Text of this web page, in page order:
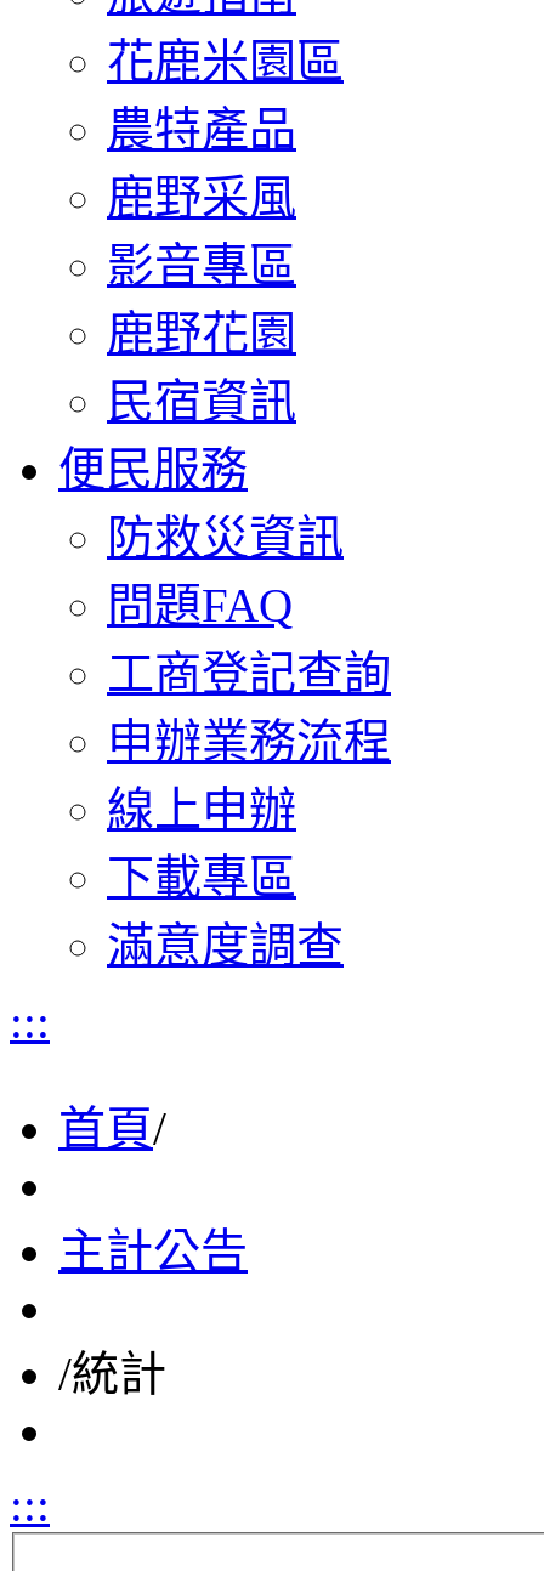
花鹿米園區
農特產品
鹿野采風
影音專區
鹿野花園
民宿資訊
便民服務
防救災資訊
問題FAQ
工商登記查詢
申辦業務流程
線上申辦
下載專區
滿意度調查
:::
首頁/
主計公告
/統計
:::